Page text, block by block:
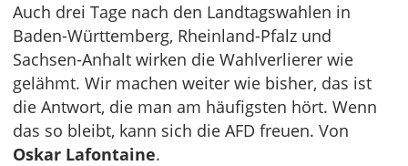
Auch drei Tage nach den Landtagswahlen in
Baden-Württemberg, Rheinland-Pfalz und
Sachsen-Anhalt wirken die Wahlverlierer wie
gelähmt. Wir machen weiter wie bisher, das ist
die Antwort, die man am häufigsten hört. Wenn
das so bleibt, kann sich die AFD freuen. Von
Oskar Lafontaine.